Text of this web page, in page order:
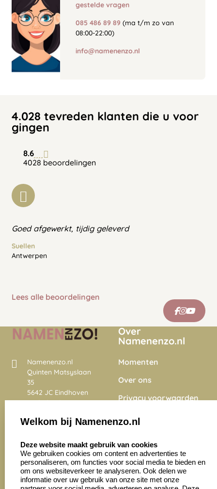
gestelde vragen
085 486 89 89 (ma t/m zo van
08:00-22:00)
info@namenenzo.nl
4.028 tevreden klanten die u voor
gingen
8.6
4028 beoordelingen
Goed afgewerkt, tijdig geleverd
Suellen
Antwerpen
Lees alle beoordelingen
Namenenzo.nl
Quinten Matsyslaan
35
5642 JC Eindhoven
Nederland
4028 beoordelingen
Over
Namenenzo.nl
Momenten
Over ons
Privacy voorwaarden
Onze vacatures
Zakelijk: Klantenservice:
Welkom bij Namenenzo.nl
Deze website maakt gebruik van cookies
We gebruiken cookies om content en advertenties te
personaliseren, om functies voor social media te bieden en
om ons websiteverkeer te analyseren. Ook delen we
informatie over uw gebruik van onze site met onze